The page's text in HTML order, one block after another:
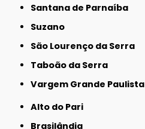
Santana de Parnaíba
Suzano
São Lourenço da Serra
Taboão da Serra
Vargem Grande Paulista
Alto do Pari
Brasilândia